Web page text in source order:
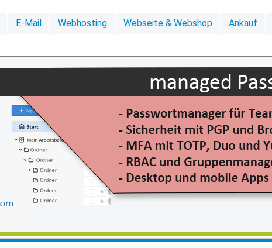
E-Mail Webhosting Webseite & Webshop Ankauf